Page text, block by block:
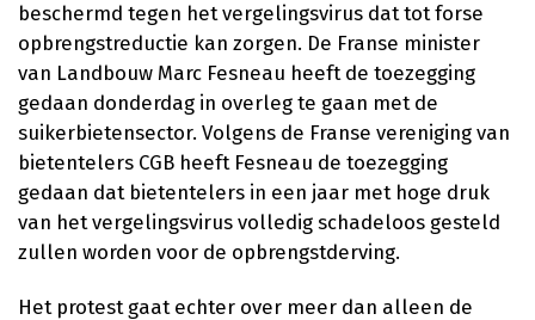
beschermd tegen het vergelingsvirus dat tot forse
opbrengstreductie kan zorgen. De Franse minister
van Landbouw Marc Fesneau heeft de toezegging
gedaan donderdag in overleg te gaan met de
suikerbietensector. Volgens de Franse vereniging van
bietentelers CGB heeft Fesneau de toezegging
gedaan dat bietentelers in een jaar met hoge druk
van het vergelingsvirus volledig schadeloos gesteld
zullen worden voor de opbrengstderving.
Het protest gaat echter over meer dan alleen de